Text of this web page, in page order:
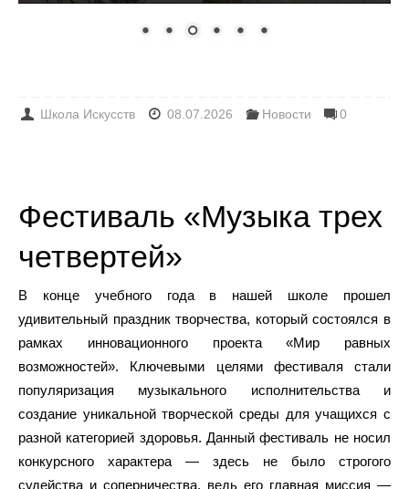
Школа Искусств 08.07.2026 Новости 0
Фестиваль «Музыка трех
четвертей»
В конце учебного года в нашей школе прошел
удивительный праздник творчества, который состоялся в
рамках инновационного проекта «Мир равных
возможностей». Ключевыми целями фестиваля стали
создание уникальной творческой среды для учащихся с
разной категорией здоровья. Данный фестиваль не носил
конкурсного характера — здесь не было строгого
судейства и соперничества, ведь его главная миссия —